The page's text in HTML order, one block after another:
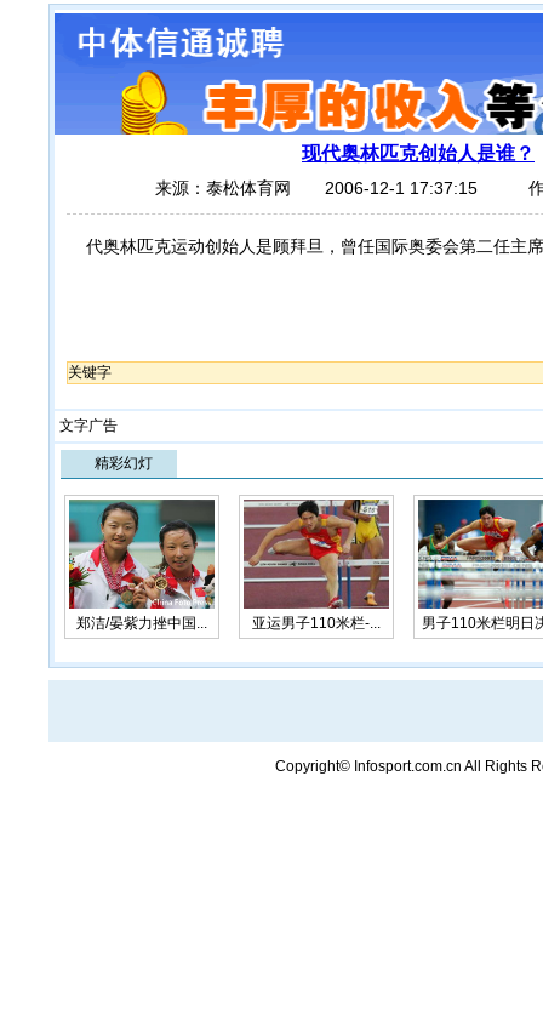
现代奥林匹克创始人是谁？
来源：泰松体育网 2006-12-1 17:37:15 作
代奥林匹克运动创始人是顾拜旦，曾任国际奥委会第二任主
关键字
文字广告
精彩幻灯
郑洁/晏紫力挫中国... 亚运男子110米栏-... 男子110米栏明日
Copyright© Infosport.com.cn All Rights